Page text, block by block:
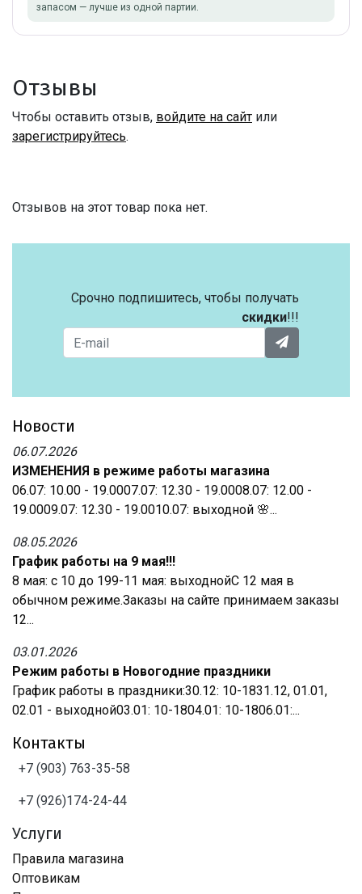
запасом — лучше из одной партии.
Отзывы
Чтобы оставить отзыв, войдите на сайт или
зарегистрируйтесь.
Отзывов на этот товар пока нет.
Срочно подпишитесь, чтобы получать
скидки!!!
Новости
06.07.2026
ИЗМЕНЕНИЯ в режиме работы магазина
06.07: 10.00 - 19.0007.07: 12.30 - 19.0008.07: 12.00 -
19.0009.07: 12.30 - 19.0010.07: выходной 🌸...
08.05.2026
График работы на 9 мая!!!
8 мая: с 10 до 199-11 мая: выходнойС 12 мая в
обычном режиме.Заказы на сайте принимаем заказы
12...
03.01.2026
Режим работы в Новогодние праздники
График работы в праздники:30.12: 10-1831.12, 01.01,
02.01 - выходной03.01: 10-1804.01: 10-1806.01:...
Контакты
+7 (903) 763-35-58
+7 (926)174-24-44
Услуги
Правила магазина
Оптовикам